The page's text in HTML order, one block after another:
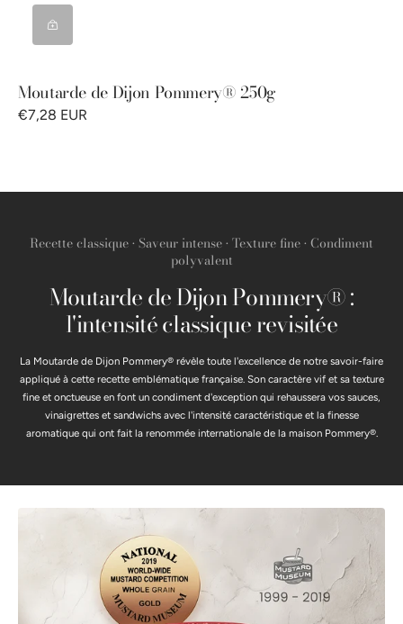
Moutarde de Dijon Pommery® 250g
€7,28 EUR
Recette classique • Saveur intense • Texture fine • Condiment
polyvalent
Moutarde de Dijon Pommery® :
l'intensité classique revisitée
La Moutarde de Dijon Pommery® révèle toute l'excellence de notre savoir-faire
appliqué à cette recette emblématique française. Son caractère vif et sa texture
fine et onctueuse en font un condiment d'exception qui rehaussera vos sauces,
vinaigrettes et sandwichs avec l'intensité caractéristique et la finesse
aromatique qui ont fait la renommée internationale de la maison Pommery®.